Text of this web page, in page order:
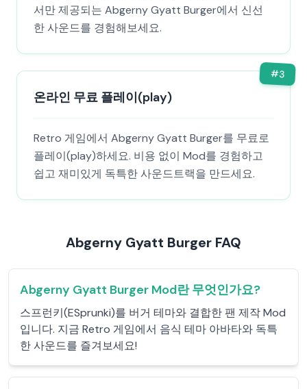
서만 제공되는 Abgerny Gyatt Burger에서 신선
한 사운드를 경험해보세요.
#3
온라인 무료 플레이(play)
Retro 게임에서 Abgerny Gyatt Burger를 무료로
플레이(play)하세요. 비용 없이 Mod를 경험하고
쉽고 재미있게 독특한 사운드트랙을 만드세요.
Abgerny Gyatt Burger FAQ
Abgerny Gyatt Burger Mod란 무엇인가요?
스프런키(ESprunki)를 버거 테마와 결합한 팬 제작 Mod
입니다. 지금 Retro 게임에서 음식 테마 아바타와 독특
한 사운드를 즐겨보세요!